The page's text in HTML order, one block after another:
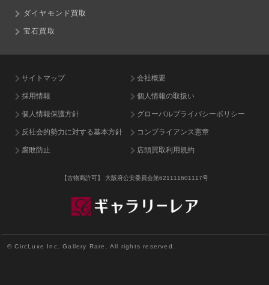
ダイヤモンド買取
宝石買取
サイトマップ 会社概要
採用情報 個人情報の取扱い
個人情報保護方針 グローバルプライバシーポリシー
反社会的勢力に対する基本方針 コンプライアンス憲章
腐敗防止 店頭買取利用規約
【古物商許可】 大阪府公安委員会第621111601117号
© CircLuxe Inc. Gallery Rare. All rights reserved.